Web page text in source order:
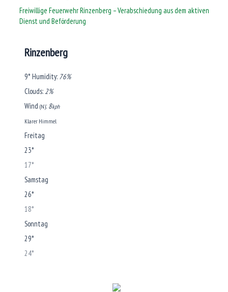
Freiwillige Feuerwehr Rinzenberg – Verabschiedung aus dem aktiven
Dienst und Beförderung
Rinzenberg
9° Humidity: 76%
Clouds: 2%
Wind(N): 8kph
Klarer Himmel
Freitag
23°
17°
Samstag
26°
18°
Sonntag
29°
24°